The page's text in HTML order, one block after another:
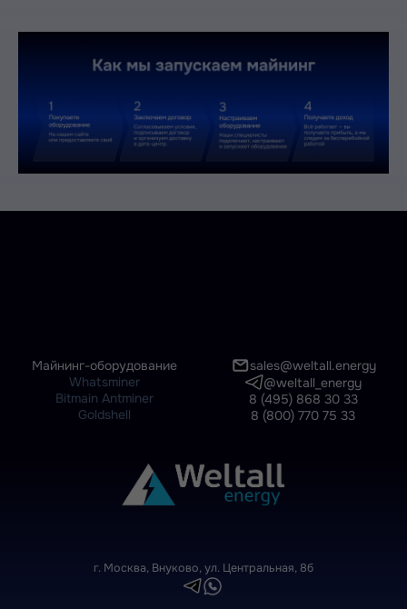
Майнинг-оборудование
Whatsminer
Bitmain Antminer
Goldshell
sales@weltall.energy
@weltall_energy
8 (495) 868 30 33
8 (800) 770 75 33
г. Москва, Внуково, ул. Центральная, 8б